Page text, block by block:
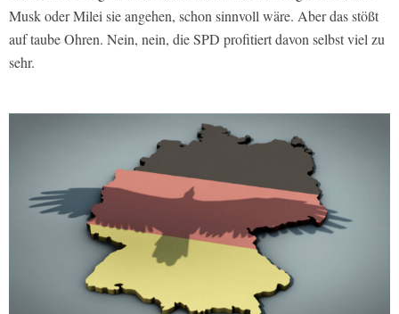
Musk oder Milei sie angehen, schon sinnvoll wäre. Aber das stößt
auf taube Ohren. Nein, nein, die SPD profitiert davon selbst viel zu
sehr.